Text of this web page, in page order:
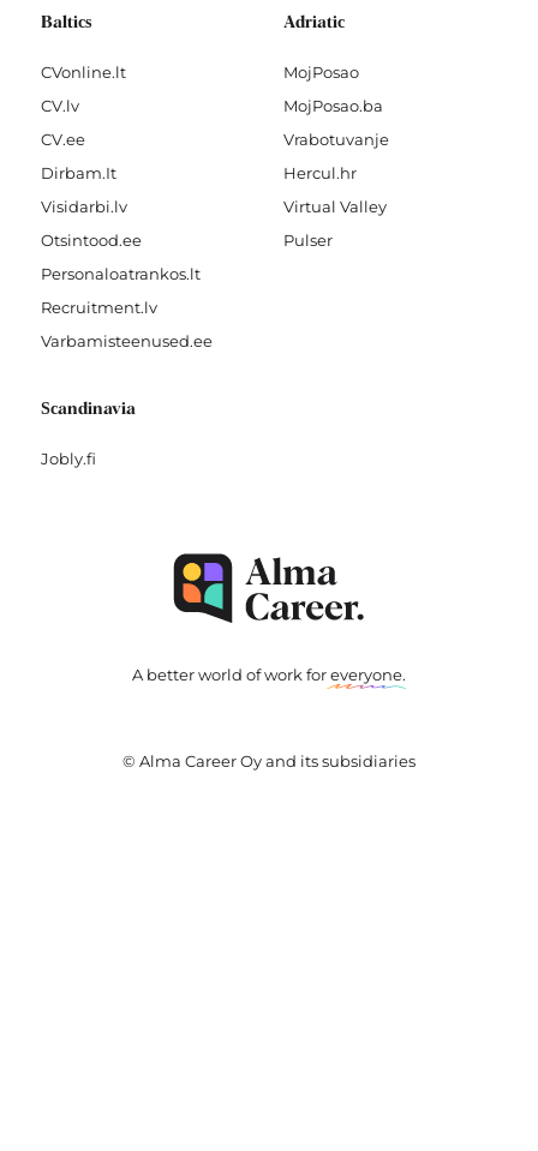
Baltics
CVonline.lt
CV.lv
CV.ee
Dirbam.It
Visidarbi.lv
Otsintood.ee
Personaloatrankos.lt
Recruitment.lv
Varbamisteenused.ee
Adriatic
MojPosao
MojPosao.ba
Vrabotuvanje
Hercul.hr
Virtual Valley
Pulser
Scandinavia
Jobly.fi
A better world of work foreveryone.
© Alma Career Oy and its subsidiaries